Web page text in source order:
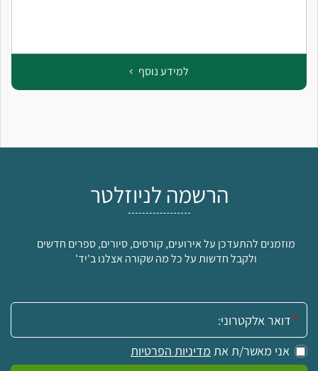
למידע נוסף
הרשמה לניוזלטר
מוזמנים להתעדכן על אירועים, קורסים, סיורים, ספרים חדשים
ולקבל חדשות על כל מה שקורה אצלנו ב'יד'
אימייל:
אני מאשר/ת את מדיניות הפרטיות